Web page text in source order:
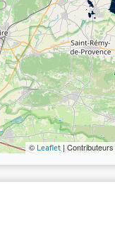
© Leaflet| Contributeurs